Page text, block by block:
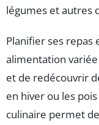
légumes et autres
Planifier ses repas
alimentation
et de redécouvrir
en hiver ou les
culinaire permet